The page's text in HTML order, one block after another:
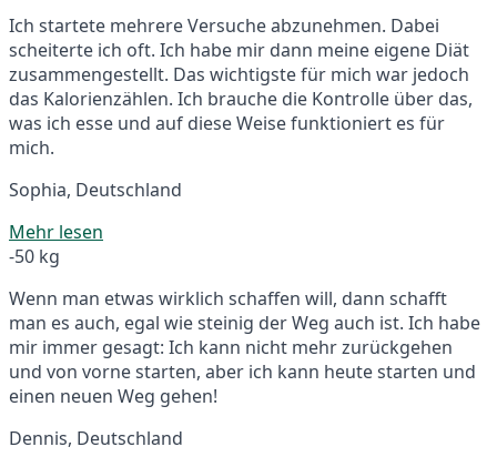
Ich startete mehrere Versuche abzunehmen. Dabei
scheiterte ich oft. Ich habe mir dann meine eigene Diät
zusammengestellt. Das wichtigste für mich war jedoch
das Kalorienzählen. Ich brauche die Kontrolle über das,
was ich esse und auf diese Weise funktioniert es für
mich.
Sophia, Deutschland
Mehr lesen
-50 kg
Wenn man etwas wirklich schaffen will, dann schafft
man es auch, egal wie steinig der Weg auch ist. Ich habe
mir immer gesagt: Ich kann nicht mehr zurückgehen
und von vorne starten, aber ich kann heute starten und
einen neuen Weg gehen!
Dennis, Deutschland